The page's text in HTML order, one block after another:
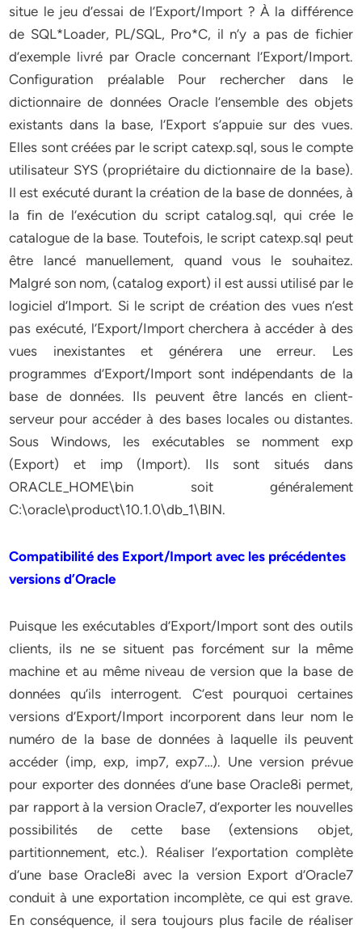
situe le jeu d’essai de l’Export/Import ? À la différence
de SQL*Loader, PL/SQL, Pro*C, il n’y a pas de fichier
d’exemple livré par Oracle concernant l’Export/Import.
Configuration préalable Pour rechercher dans le
dictionnaire de données Oracle l’ensemble des objets
existants dans la base, l’Export s’appuie sur des vues.
Elles sont créées par le script catexp.sql, sous le compte
utilisateur SYS (propriétaire du dictionnaire de la base).
Il est exécuté durant la création de la base de données, à
la fin de l’exécution du script catalog.sql, qui crée le
catalogue de la base. Toutefois, le script catexp.sql peut
être lancé manuellement, quand vous le souhaitez.
Malgré son nom, (catalog export) il est aussi utilisé par le
logiciel d’Import. Si le script de création des vues n’est
pas exécuté, l’Export/Import cherchera à accéder à des
vues inexistantes et générera une erreur. Les
programmes d’Export/Import sont indépendants de la
base de données. Ils peuvent être lancés en client-
serveur pour accéder à des bases locales ou distantes.
Sous Windows, les exécutables se nomment exp
(Export) et imp (Import). Ils sont situés dans
ORACLE_HOME\bin soit généralement
C:\oracle\product\10.1.0\db_1\BIN.
Compatibilité des Export/Import avec les précédentes
versions d’Oracle
Puisque les exécutables d’Export/Import sont des outils
clients, ils ne se situent pas forcément sur la même
machine et au même niveau de version que la base de
données qu’ils interrogent. C’est pourquoi certaines
versions d’Export/Import incorporent dans leur nom le
numéro de la base de données à laquelle ils peuvent
accéder (imp, exp, imp7, exp7…). Une version prévue
pour exporter des données d’une base Oracle8i permet,
par rapport à la version Oracle7, d’exporter les nouvelles
possibilités de cette base (extensions objet,
partitionnement, etc.). Réaliser l’exportation complète
d’une base Oracle8i avec la version Export d’Oracle7
conduit à une exportation incomplète, ce qui est grave.
En conséquence, il sera toujours plus facile de réaliser